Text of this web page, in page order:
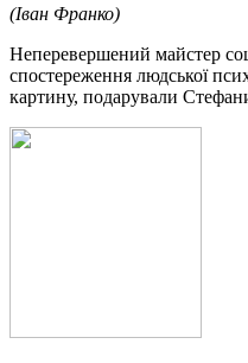
(Іван Франко)
Неперевершений майстер
спостереження людської
картину, подарували